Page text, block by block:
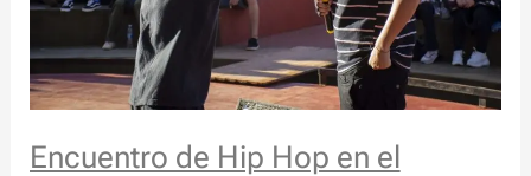
Encuentro de Hip Hop en el